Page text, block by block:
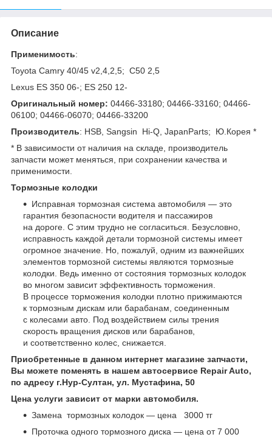
Описание
Применимость:
Toyota Camry 40/45 v2,4,2,5; C50 2,5
Lexus ES 350 06-; ES 250 12-
Оригинальный номер: 04466-33180; 04466-33160; 04466-
06100; 04466-06070; 04466-33200
Производитель: HSB, Sangsin Hi-Q, JapanParts; Ю.Корея *
* В зависимости от наличия на складе, производитель
запчасти может меняться, при сохранении качества и
применимости.
Тормозные колодки
Исправная тормозная система автомобиля — это
гарантия безопасности водителя и пассажиров
на дороге. С этим трудно не согласиться. Безусловно,
исправность каждой детали тормозной системы имеет
огромное значение. Но, пожалуй, одним из важнейших
элементов тормозной системы являются тормозные
колодки. Ведь именно от состояния тормозных колодок
во многом зависит эффективность торможения.
В процессе торможения колодки плотно прижимаются
к тормозным дискам или барабанам, соединенным
с колесами авто. Под воздействием силы трения
скорость вращения дисков или барабанов,
и соответственно колес, снижается.
Приобретенные в данном интернет магазине запчасти,
Вы можете поменять в нашем автосервисе Repair Auto,
по адресу г.Нур-Султан, ул. Мустафина, 50
Цена услуги зависит от марки автомобиля.
Замена тормозных колодок — цена 3000 тг
Проточка одного тормозного диска — цена от 7 000